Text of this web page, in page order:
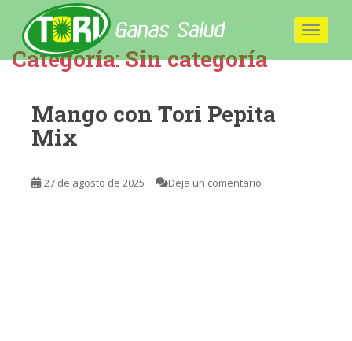
p Categoría:Sin categoría
Mango con Tori Pepita
Mix
27 de agosto de 2025 Deja un comentario